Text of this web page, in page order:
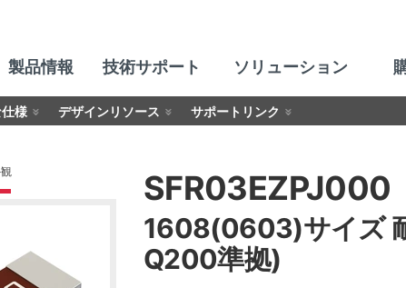
製品情報 技術サポート ソリューション
様 デザインリソース サポートリンク
SFR03EZPJ000
1608(0603)サイズ
Q200準拠)